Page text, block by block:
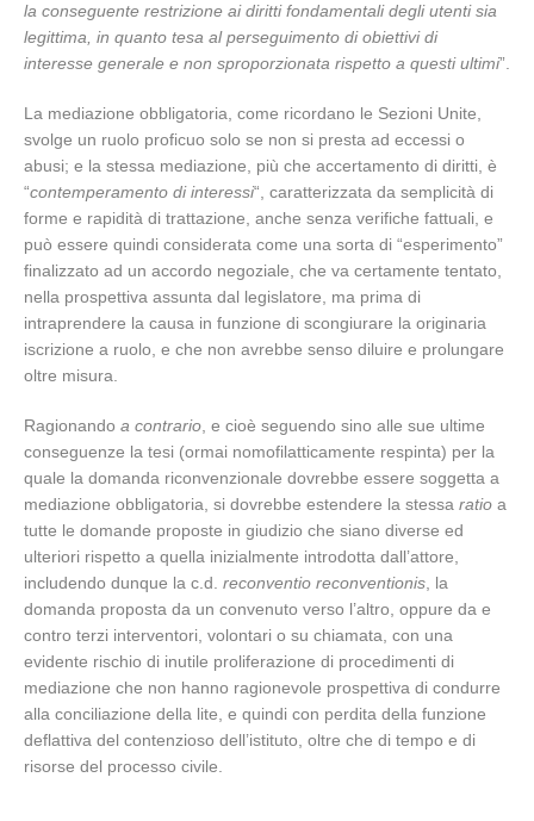
la conseguente restrizione ai diritti fondamentali degli utenti sia
legittima, in quanto tesa al perseguimento di obiettivi di
interesse generale e non sproporzionata rispetto a questi ultimi”.
La mediazione obbligatoria, come ricordano le Sezioni Unite,
svolge un ruolo proficuo solo se non si presta ad eccessi o
abusi; e la stessa mediazione, più che accertamento di diritti, è
“contemperamento di interessi“, caratterizzata da semplicità di
forme e rapidità di trattazione, anche senza verifiche fattuali, e
può essere quindi considerata come una sorta di “esperimento”
finalizzato ad un accordo negoziale, che va certamente tentato,
nella prospettiva assunta dal legislatore, ma prima di
intraprendere la causa in funzione di scongiurare la originaria
iscrizione a ruolo, e che non avrebbe senso diluire e prolungare
oltre misura.
Ragionando a contrario , e cioè seguendo sino alle sue ultime
conseguenze la tesi (ormai nomofilatticamente respinta) per la
quale la domanda riconvenzionale dovrebbe essere soggetta a
mediazione obbligatoria, si dovrebbe estendere la stessa ratio a
tutte le domande proposte in giudizio che siano diverse ed
ulteriori rispetto a quella inizialmente introdotta dall’attore,
includendo dunque la c.d. reconventio reconventionis , la
domanda proposta da un convenuto verso l’altro, oppure da e
contro terzi interventori, volontari o su chiamata, con una
evidente rischio di inutile proliferazione di procedimenti di
mediazione che non hanno ragionevole prospettiva di condurre
alla conciliazione della lite, e quindi con perdita della funzione
deflattiva del contenzioso dell’istituto, oltre che di tempo e di
risorse del processo civile.